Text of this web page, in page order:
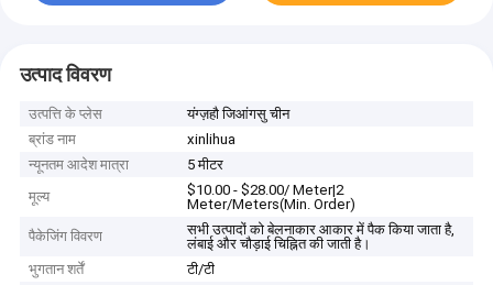
उत्पाद विवरण
उत्पत्ति के प्लेस
यंग्ज़हौ जिआंगसु चीन
ब्रांड नाम
xinlihua
न्यूनतम आदेश मात्रा
5 मीटर
मूल्य
$10.00 - $28.00/ Meter|2
Meter/Meters(Min. Order)
पैकेजिंग विवरण
सभी उत्पादों को बेलनाकार आकार में पैक किया जाता है,
लंबाई और चौड़ाई चिह्नित की जाती है।
भुगतान शर्तें
टी/टी